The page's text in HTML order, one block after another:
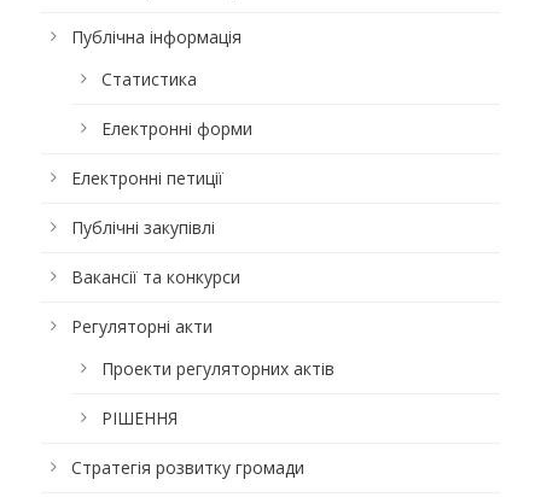
Публічна інформація
Статистика
Електронні форми
Електронні петиції
Публічні закупівлі
Вакансії та конкурси
Регуляторні акти
Проекти регуляторних актів
РІШЕННЯ
Стратегія розвитку громади